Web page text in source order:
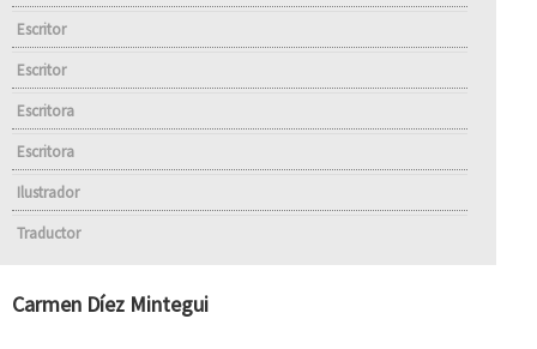
Escritor
Escritor
Escritora
Escritora
Ilustrador
Traductor
Carmen Díez Mintegui